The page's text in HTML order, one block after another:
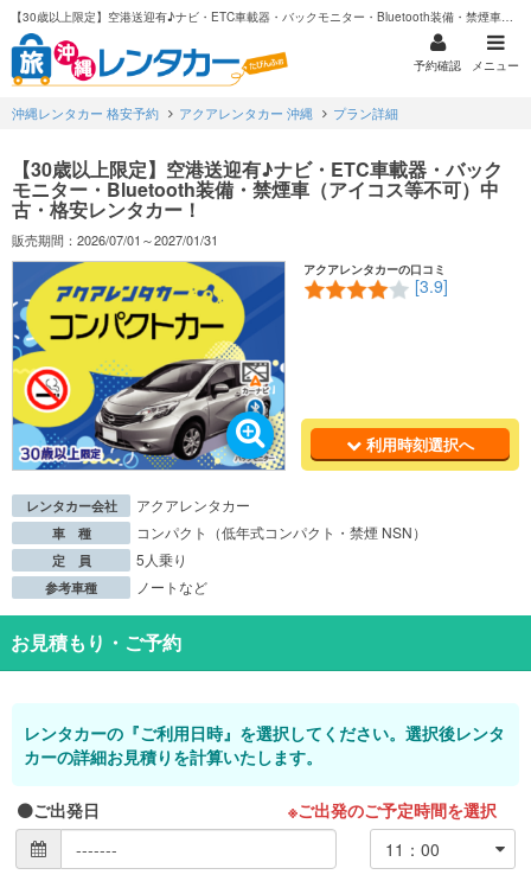
【30歳以上限定】空港送迎有♪ナビ・ETC車載器・バックモニター・Bluetooth装備・禁煙車（アイコス等不可）中古・格安レンタカー！
予約確認 メニュー
沖縄レンタカー 格安予約 アクアレンタカー 沖縄 プラン詳細
【30歳以上限定】空港送迎有♪ナビ・ETC車載器・バック
モニター・Bluetooth装備・禁煙車（アイコス等不可）中
古・格安レンタカー！
販売期間：2026/07/01～2027/01/31
アクアレンタカーの口コミ
[3.9]
利用時刻選択へ
レンタカー会社 アクアレンタカー
車 種 コンパクト（低年式コンパクト・禁煙 NSN）
定 員 5人乗り
参考車種 ノートなど
お見積もり・ご予約
レンタカーの『ご利用日時』を選択してください。選択後レンタ
カーの詳細お見積りを計算いたします。
ご出発日 ※ご出発のご予定時間を選択